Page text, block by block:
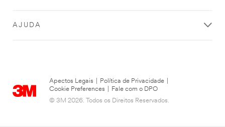
AJUDA
Apectos Legais Política de Privacidade
Cookie Preferences
Fale com o DPO
© 3M 2026. Todos os Direitos Reservados.